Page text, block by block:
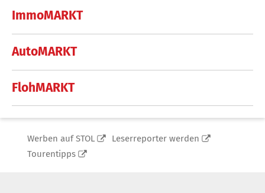
ImmoMARKT
AutoMARKT
FlohMARKT
Werben auf STOL
Leserreporter werden
Tourentipps